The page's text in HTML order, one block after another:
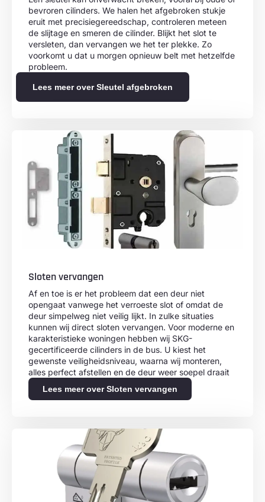
bevroren cilinders. We halen het afgebroken stukje
eruit met precisiegereedschap, controleren meteen
de slijtage en smeren de cilinder. Blijkt het slot te
versleten, dan vervangen we het ter plekke. Zo
voorkomt u dat u morgen opnieuw belt met hetzelfde
probleem.
Lees meer over Sleutel afgebroken
Sloten vervangen
Af en toe is er het probleem dat een deur niet
opengaat vanwege het verroeste slot of omdat de
deur simpelweg niet veilig lijkt. In zulke situaties
kunnen wij direct sloten vervangen. Voor moderne en
karakteristieke woningen hebben wij SKG-
gecertificeerde cilinders in de bus. U kiest het
gewenste veiligheidsniveau, waarna wij monteren,
alles perfect afstellen en de deur weer soepel draait
Lees meer over Sloten vervangen